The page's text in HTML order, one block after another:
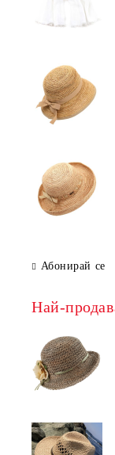
Абонирай се
Най-